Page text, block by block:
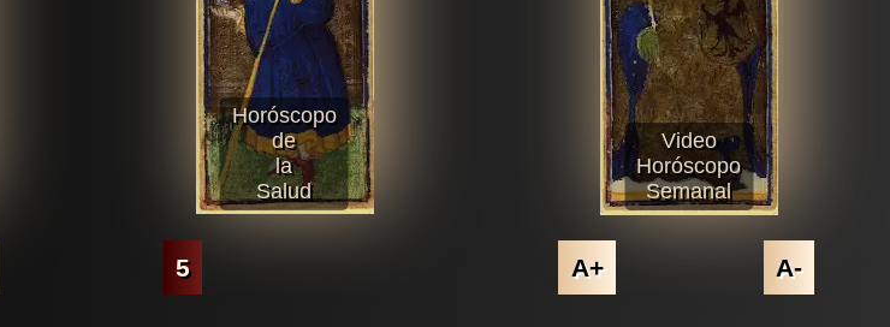
Horóscopo
de
la
Salud
Video
Horóscopo
Semanal
5 A+ A-